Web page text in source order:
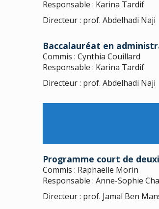
Responsable : Karina Tardif
Directeur : prof. Abdelhadi Naji
Baccalauréat en
Commis : Cynthia Couillard
Responsable : Karina Tardif
Directeur : prof. Abdelhadi Naji
Programme court de
Commis : Raphaëlle Morin
Responsable : Anne-Sophie
Directeur : prof. Jamal Ben